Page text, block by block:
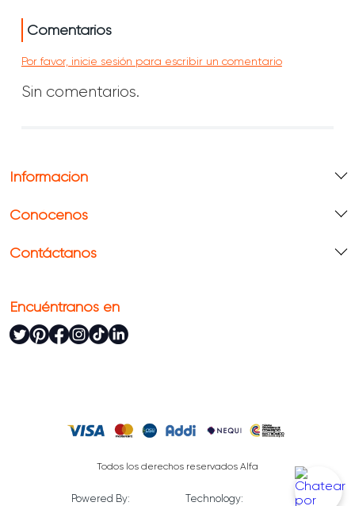
Comentarios
Por favor, inicie sesión para escribir un comentario
Sin comentarios.
Información
Conócenos
Contáctanos
Encuéntranos en
Todos los derechos reservados Alfa
Powered By: Technology: